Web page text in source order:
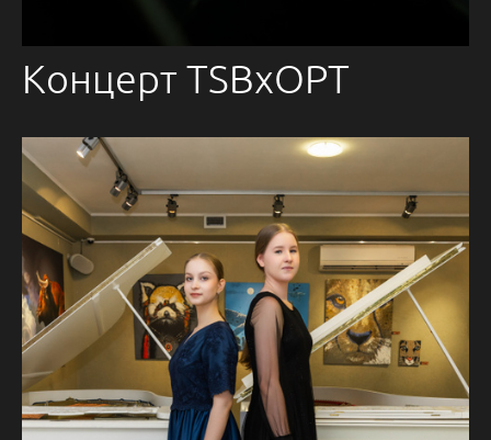
Концерт TSBxOPT